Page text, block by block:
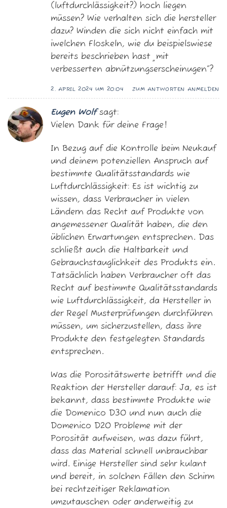
(luftdurchlässigkeit?) hoch liegen
müssen? Wie verhalten sich die hersteller
dazu? Winden die sich nicht einfach mit
iwelchen Floskeln, wie du beispielswiese
bereits beschrieben hast „mit
verbesserten abnützungserscheinugen“?
2. APRIL 2024 UM 20:04 ZUM ANTWORTEN ANMELDEN
Eugen Wolf sagt:
Vielen Dank für deine Frage!
In Bezug auf die Kontrolle beim Neukauf
und deinem potenziellen Anspruch auf
bestimmte Qualitätsstandards wie
Luftdurchlässigkeit: Es ist wichtig zu
wissen, dass Verbraucher in vielen
Ländern das Recht auf Produkte von
angemessener Qualität haben, die den
üblichen Erwartungen entsprechen. Das
schließt auch die Haltbarkeit und
Gebrauchstauglichkeit des Produkts ein.
Tatsächlich haben Verbraucher oft das
Recht auf bestimmte Qualitätsstandards
wie Luftdurchlässigkeit, da Hersteller in
der Regel Musterprüfungen durchführen
müssen, um sicherzustellen, dass ihre
Produkte den festgelegten Standards
entsprechen.
Was die Porositätswerte betrifft und die
Reaktion der Hersteller darauf: Ja, es ist
bekannt, dass bestimmte Produkte wie
die Domenico D30 und nun auch die
Domenico D20 Probleme mit der
Porosität aufweisen, was dazu führt,
dass das Material schnell unbrauchbar
wird. Einige Hersteller sind sehr kulant
und bereit, in solchen Fällen den Schirm
bei rechtzeitiger Reklamation
umzutauschen oder anderweitig zu